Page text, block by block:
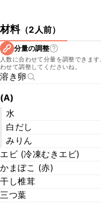
材料（2人前）
分量の調整
人数に合わせて分量を調整できま
わせて調整してくださいね。
溶き卵
(A)
水
白だし
みりん
エビ (冷凍むきエビ)
かまぼこ (赤)
干し椎茸
三つ葉